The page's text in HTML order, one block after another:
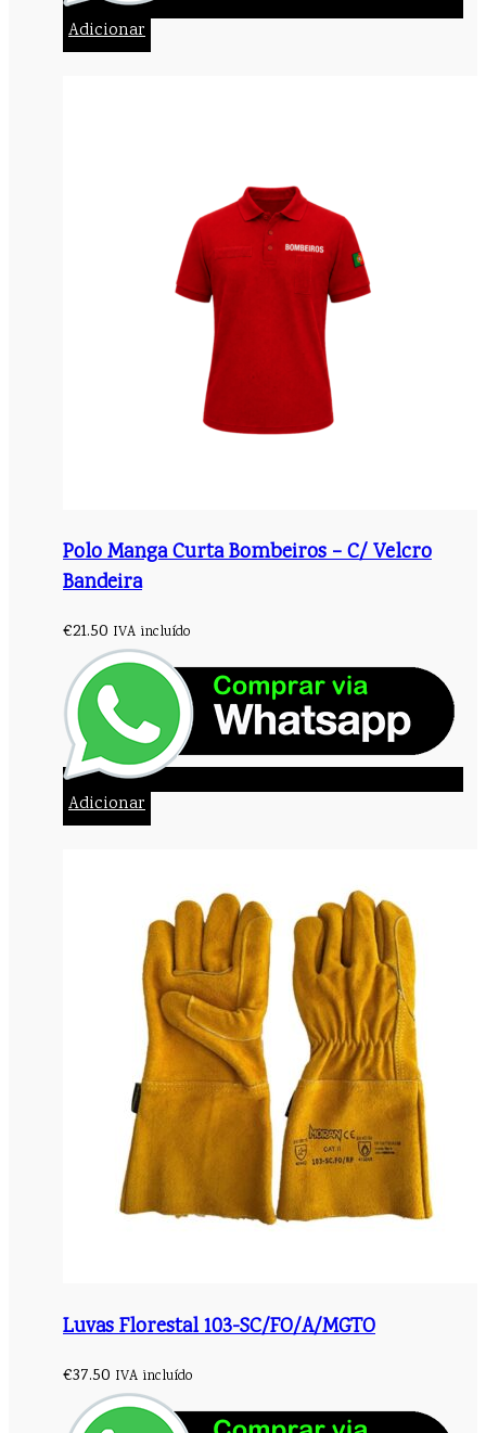
Adicionar
Polo Manga Curta Bombeiros – C/ Velcro
Bandeira
€21.50 IVA incluído
Adicionar
Luvas Florestal 103-SC/FO/A/MGTO
€37.50 IVA incluído